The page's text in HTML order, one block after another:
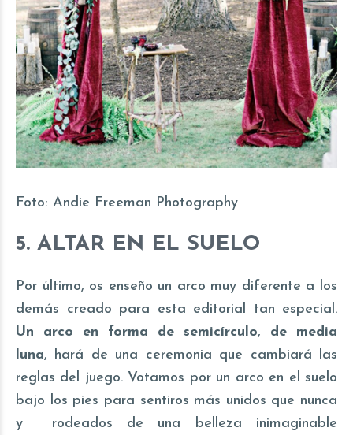
Foto: Andie Freeman Photography
5. ALTAR EN EL SUELO
Por último, os enseño un arco muy diferente a los
demás creado para esta editorial tan especial.
Un arco en forma de semicírculo, de media
luna, hará de una ceremonia que cambiará las
reglas del juego. Votamos por un arco en el suelo
bajo los pies para sentiros más unidos que nunca
y rodeados de una belleza inimaginable